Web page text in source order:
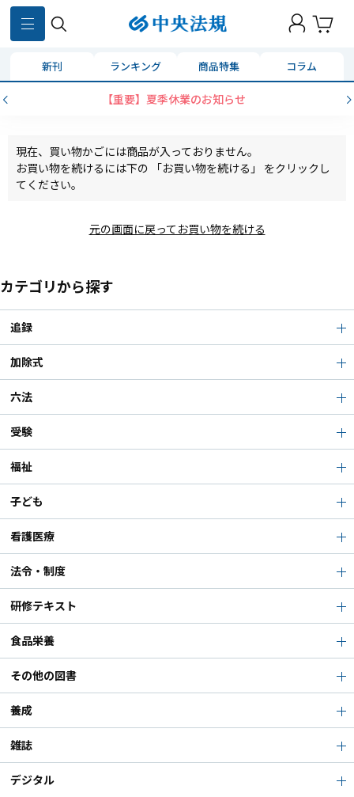
新刊 ランキング 商品特集 コラム
【重要】夏季休業のお知らせ
現在、買い物かごには商品が入っておりません。
お買い物を続けるには下の 「お買い物を続ける」 をクリックし
てください。
元の画面に戻ってお買い物を続ける
カテゴリから探す
追録
加除式
六法
受験
福祉
子ども
看護医療
法令・制度
研修テキスト
食品栄養
その他の図書
養成
雑誌
デジタル